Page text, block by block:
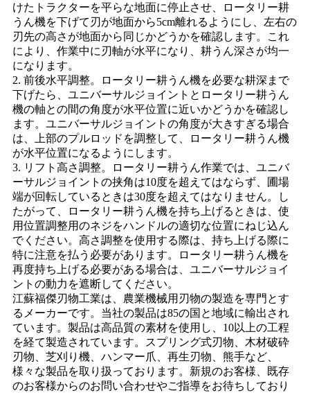
けたトラクターを平らな地面に停止させ、ロータリー耕
うん機を下げて刃が地面から5cm離れるようにし、左右の
刃先の高さが地面から同じかどうかを確認します。これ
により、作業中に刃軸が水平になり、耕うん深さが均一
になります。
2. 前後水平調整。ロータリー耕うん機を必要な耕深まで
下げたら、ユニバーサルジョイントとロータリー耕うん
機の軸との間の角度が水平位置に近いかどうかを確認し
ます。ユニバーサルジョイントの角度が大きすぎる場合
は、上部のプルロッドを調整して、ロータリー耕うん機
が水平位置になるようにします。
3. リフト高さ調整。ロータリー耕うん作業では、ユニバ
ーサルジョイントの挟角は10度を超えてはならず、圃場
端が回転しているときは30度を超えてはなりません。し
たがって、ロータリー耕うん機を持ち上げるときは、使
用位置調整用のネジをハンドルの適切な位置にねじ込ん
でください。高さ調整を使用する際は、持ち上げる際に
特に注意を払う必要があります。ロータリー耕うん機を
再度持ち上げる必要がある場合は、ユニバーサルジョイ
ントの動力を遮断してください。
江蘇福傑刃物工業は、農業機械用刃物の製造を専門とす
るメーカーです。当社の製品は85の国と地域に輸出され
ています。製品は高品質の素材を使用し、10以上の工程
を経て製造されています。スプリング式刃物、木材破砕
刃物、芝刈り機、ハンマー爪、再生刃物、熊手など、
様々な製品を取り扱っております。新規のお客様、既存
のお客様からのお問い合わせやご指導をお待ちしており